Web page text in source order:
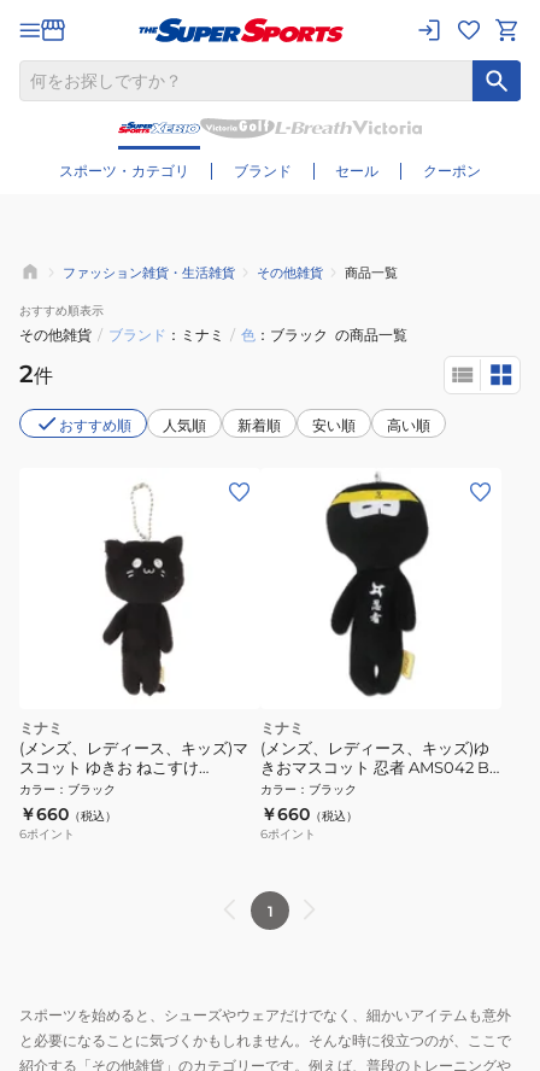
スポーツ・カテゴリ ブランド セール クーポン
さらに絞り込む
ファッション雑貨・生活雑貨 その他雑貨 商品一覧
おすすめ順表示
その他雑貨 / ブランド ミナミ / 色 ブラック の商品一覧
2件
おすすめ順 人気順 新着順 安い順 高い順
ミナミ
(メンズ、レディース、キッズ)マ
スコット ゆきお ねこすけ
AMS019 ネコスケ
カラー ： ブラック
￥660 （税込）
6ポイント
ミナミ
(メンズ、レディース、キッズ)ゆ
きおマスコット 忍者 AMS042 BK
手裏剣 ゆるかわ キーホルダー グ
ッズ マスコット
カラー ： ブラック
￥660 （税込）
6ポイント
1
スポーツを始めると、シューズやウェアだけでなく、細かいアイテムも意外
と必要になることに気づくかもしれません。そんな時に役立つのが、ここで
紹介する「その他雑貨」のカテゴリーです。例えば、普段のトレーニングや